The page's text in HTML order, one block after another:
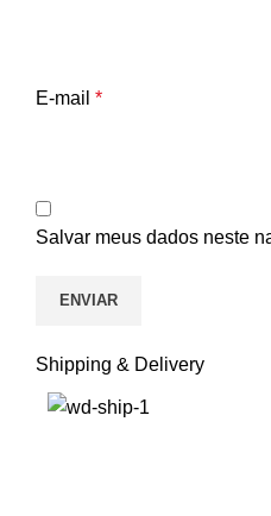
E-mail *
Salvar meus dados neste
Shipping & Delivery